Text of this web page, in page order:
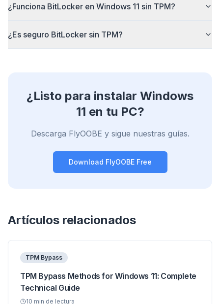
¿Funciona BitLocker en Windows 11 sin TPM?
¿Es seguro BitLocker sin TPM?
¿Listo para instalar Windows
11 en tu PC?
Descarga FlyOOBE y sigue nuestras guías.
Download FlyOOBE Free
Artículos relacionados
TPM Bypass
TPM Bypass Methods for Windows 11: Complete
Technical Guide
10 min de lectura